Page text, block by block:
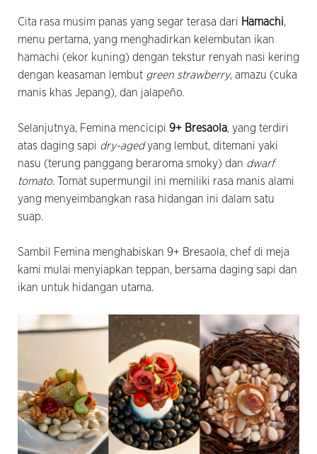
Cita rasa musim panas yang segar terasa dari Hamachi,
menu pertama, yang menghadirkan kelembutan ikan
hamachi (ekor kuning) dengan tekstur renyah nasi kering
dengan keasaman lembut green strawberry, amazu (cuka
manis khas Jepang), dan jalapeño.
Selanjutnya, Femina mencicipi 9+ Bresaola, yang terdiri
atas daging sapi dry-agedyang lembut, ditemani yaki
nasu (terung panggang beraroma smoky) dan dwarf
tomato. Tomat supermungil ini memiliki rasa manis alami
yang menyeimbangkan rasa hidangan ini dalam satu
suap.
Sambil Femina menghabiskan 9+ Bresaola, chef di meja
kami mulai menyiapkan teppan, bersama daging sapi dan
ikan untuk hidangan utama.